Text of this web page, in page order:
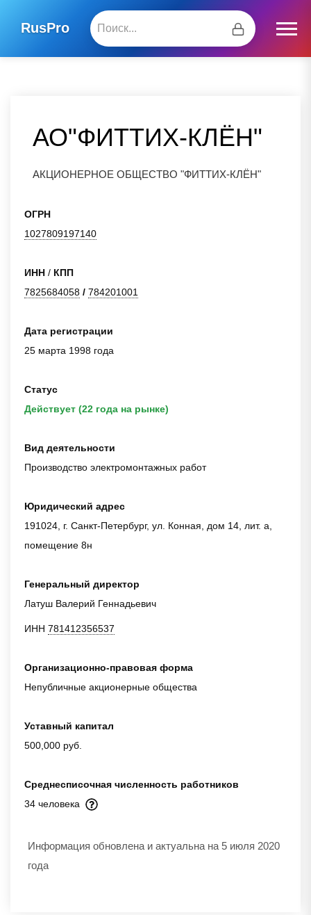
RusPro
АО"ФИТТИХ-КЛЁН"
АКЦИОНЕРНОЕ ОБЩЕСТВО "ФИТТИХ-КЛЁН"
ОГРН
1027809197140
ИНН / КПП
7825684058 / 784201001
Дата регистрации
25 марта 1998 года
Статус
Действует (22 года на рынке)
Вид деятельности
Производство электромонтажных работ
Юридический адрес
191024, г. Санкт-Петербург, ул. Конная, дом 14, лит. а,
помещение 8н
Генеральный директор
Латуш Валерий Геннадьевич
ИНН 781412356537
Организационно-правовая форма
Непубличные акционерные общества
Уставный капитал
500,000 руб.
Среднесписочная численность работников
34 человека
Информация обновлена и актуальна на 5 июля 2020
года